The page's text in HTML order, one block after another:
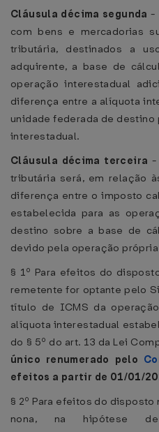
Cláusula décima segunda -
com bens e mercadorias
tributária, destinados a
adquirente, a base de
operação interestadual
diferença entre a alíquota
unidade federada de destino
interestadual.
Cláusula décima terceira -
tributária será, em relação
diferença entre o imposto
estabelecida para as
destino sobre a base de
devido pela operação
§ 1º Para efeitos do
remetente for optante pelo
título de ICMS da
alíquota interestadual
do § 5º do art. 13 da Lei
único renumerado pelo
efeitos a partir de 01/01/
§ 2º Para efeitos do
nona, na hipótese de